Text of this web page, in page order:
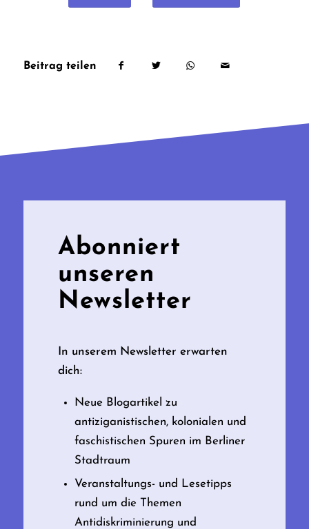
Beitrag teilen
Abonniert
unseren
Newsletter
In unserem Newsletter erwarten
dich:
Neue Blogartikel zu
antiziganistischen, kolonialen und
faschistischen Spuren im Berliner
Stadtraum
Veranstaltungs- und Lesetipps
rund um die Themen
Antidiskriminierung und